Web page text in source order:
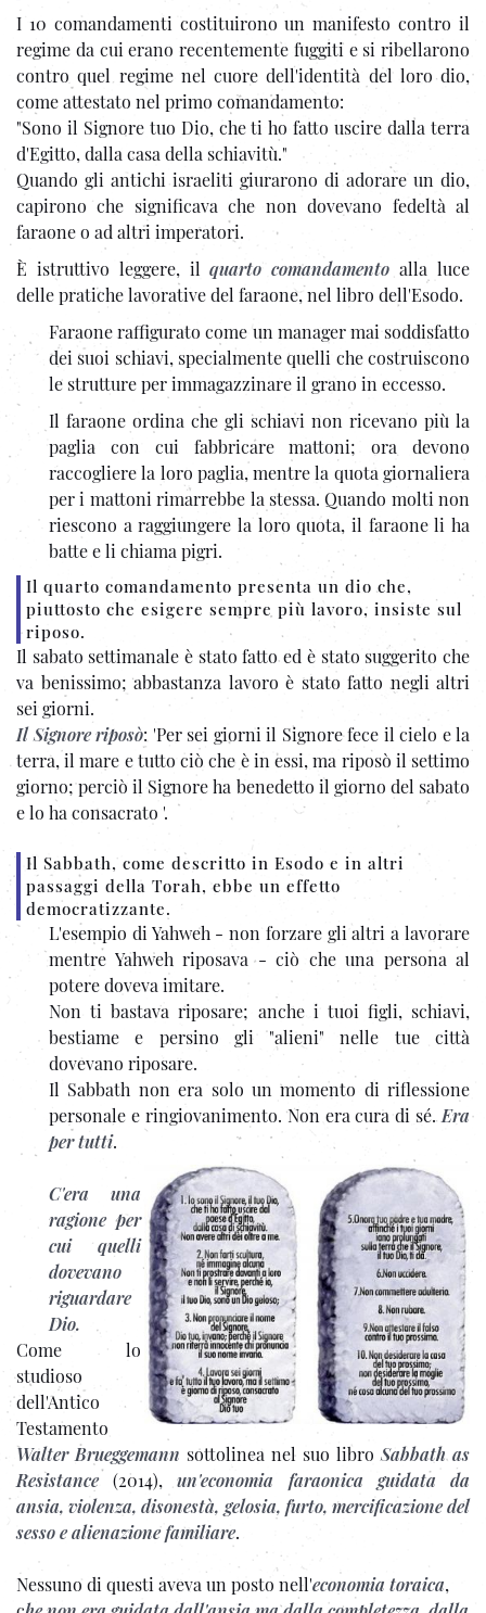
I 10 comandamenti costituirono un manifesto contro il
regime da cui erano recentemente fuggiti e si ribellarono
contro quel regime nel cuore dell'identità del loro dio,
come attestato nel primo comandamento:
"Sono il Signore tuo Dio, che ti ho fatto uscire dalla terra
d'Egitto, dalla casa della schiavitù."
Quando gli antichi israeliti giurarono di adorare un dio,
capirono che significava che non dovevano fedeltà al
faraone o ad altri imperatori.
È istruttivo leggere, ilquarto comandamento alla luce
delle pratiche lavorative del faraone, nel libro dell'Esodo.
Faraone raffigurato come un manager mai soddisfatto
dei suoi schiavi, specialmente quelli che costruiscono
le strutture per immagazzinare il grano in eccesso.
Il faraone ordina che gli schiavi non ricevano più la
paglia con cui fabbricare mattoni; ora devono
raccogliere la loro paglia, mentre la quota giornaliera
per i mattoni rimarrebbe la stessa. Quando molti non
riescono a raggiungere la loro quota, il faraone li ha
batte e li chiama pigri.
Il quarto comandamento presenta un dio che,
piuttosto che esigere sempre più lavoro, insiste sul
riposo.
Il sabato settimanale è stato fatto ed è stato suggerito che
va benissimo; abbastanza lavoro è stato fatto negli altri
sei giorni.
Il Signore riposò: 'Per sei giorni il Signore fece il cielo e la
terra, il mare e tutto ciò che è in essi, ma riposò il settimo
giorno; perciò il Signore ha benedetto il giorno del sabato
e lo ha consacrato '.
Il Sabbath, come descritto in Esodo e in altri
passaggi della Torah, ebbe un effetto
democratizzante.
L'esempio di Yahweh - non forzare gli altri a lavorare
mentre Yahweh riposava - ciò che una persona al
potere doveva imitare.
Non ti bastava riposare; anche i tuoi figli, schiavi,
bestiame e persino gli "alieni" nelle tue città
dovevano riposare.
Il Sabbath non era solo un momento di riflessione
personale e ringiovanimento. Non era cura di sé. Era
per tutti.
C'era una
ragione per
cui quelli
dovevano
riguardare
Dio.
Come lo
studioso
dell'Antico
Testamento
Walter Brueggemann sottolinea nel suo libro Sabbath as
Resistance(2014),un'economia faraonica guidata da
ansia, violenza, disonestà, gelosia, furto, mercificazione del
sesso e alienazione familiare.
Nessuno di questi aveva un posto nell'economia toraica,